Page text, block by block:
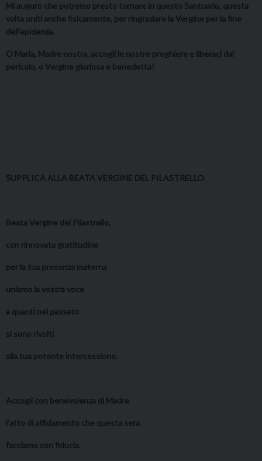
Mi auguro che potremo presto tornare in questo Santuario, questa
volta uniti anche fisicamente, per ringraziare la Vergine per la fine
dell’epidemia.
O Maria, Madre nostra, accogli le nostre preghiere e liberaci dal
pericolo, o Vergine gloriosa e benedetta!
SUPPLICA ALLA BEATA VERGINE DEL PILASTRELLO
Beata Vergine del Pilastrello,
con rinnovata gratitudine
per la tua presenza materna
uniamo la vostra voce
a quanti nel passato
si sono rivolti
alla tua potente intercessione.
Accogli con benevolenza di Madre
l’atto di affidamento che questa sera
facciamo con fiducia,